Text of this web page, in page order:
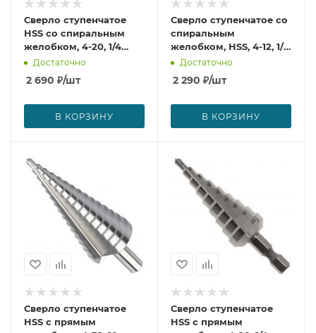
Сверло ступенчатое
HSS со спиральным
желобком, 4-20, 1/4
Makita D-40157
Достаточно
2 690 ₽/шт
В КОРЗИНУ
Сверло ступенчатое со
спиральным
желобком, HSS, 4-12, 1/4
Makita D-40141
Достаточно
2 290 ₽/шт
В КОРЗИНУ
Сверло ступенчатое
HSS с прямым
Сверло ступенчатое
HSS с прямым